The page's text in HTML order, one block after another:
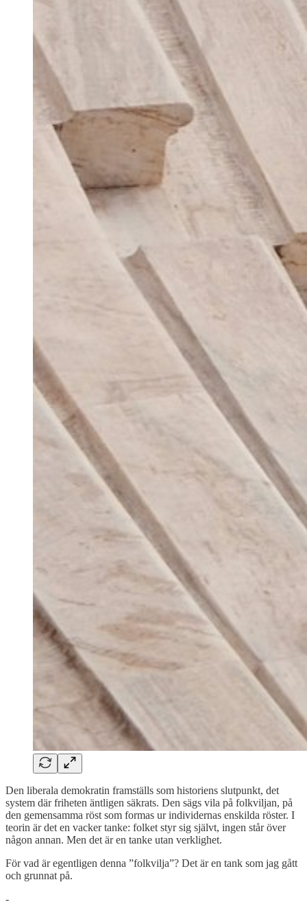
Den liberala demokratin framställs som historiens slutpunkt, det
system där friheten äntligen säkrats. Den sägs vila på folkviljan, på
den gemensamma röst som formas ur individernas enskilda röster. I
teorin är det en vacker tanke: folket styr sig självt, ingen står över
någon annan. Men det är en tanke utan verklighet.
För vad är egentligen denna ”folkvilja”? Det är en tank som jag gått
och grunnat på.
-